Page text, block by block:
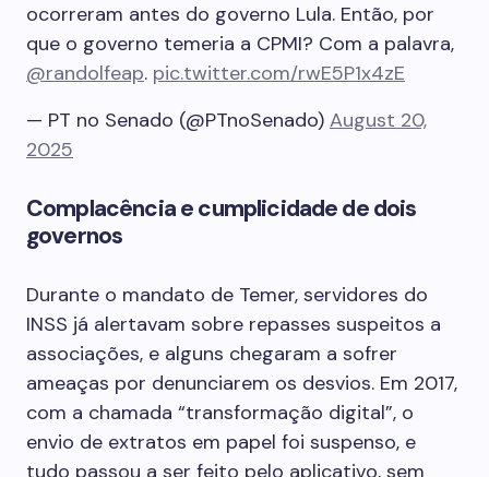
ocorreram antes do governo Lula. Então, por
que o governo temeria a CPMI? Com a palavra,
@randolfeap. pic.twitter.com/rwE5P1x4zE
— PT no Senado (@PTnoSenado) August 20,
2025
Complacência e cumplicidade de dois
governos
Durante o mandato de Temer, servidores do
INSS já alertavam sobre repasses suspeitos a
associações, e alguns chegaram a sofrer
ameaças por denunciarem os desvios. Em 2017,
com a chamada “transformação digital”, o
envio de extratos em papel foi suspenso, e
tudo passou a ser feito pelo aplicativo, sem